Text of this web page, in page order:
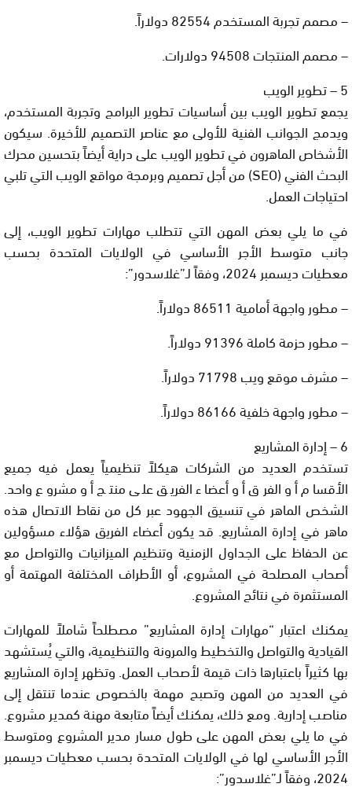
– مصمم تجربة المستخدم 82554 دولاراً.
– مصمم المنتجات 94508 دولارات.
5 – تطوير الويب
يجمع تطوير الويب بين أساسيات تطوير البرامج وتجربة المستخدم،
ويدمج الجوانب الفنية للأولى مع عناصر التصميم للأخيرة. سيكون
الأشخاص الماهرون في تطوير الويب على دراية أيضاً بتحسين محرك
البحث الفني (SEO) من أجل تصميم وبرمجة مواقع الويب التي تلبي
احتياجات العمل.
في ما يلي بعض المهن التي تتطلب مهارات تطوير الويب، إلى
جانب متوسط الأجر الأساسي في الولايات المتحدة بحسب
معطيات ديسمبر 2024، وفقاً لـ”غلاسدور”:
– مطور واجهة أمامية 86511 دولاراً.
– مطور حزمة كاملة 91396 دولاراً.
– مشرف موقع ويب 71798 دولاراً.
– مطور واجهة خلفية 86166 دولاراً.
6 – إدارة المشاريع
تستخدم العديد من الشركات هيكلاً تنظيمياً يعمل فيه جميع
الأقسام أو الفرق أو أعضاء الفريق على منتج أو مشروع واحد.
الشخص الماهر في تنسيق الجهود عبر كل من نقاط الاتصال هذه
ماهر في إدارة المشاريع. قد يكون أعضاء الفريق هؤلاء مسؤولين
عن الحفاظ على الجداول الزمنية وتنظيم الميزانيات والتواصل مع
أصحاب المصلحة في المشروع، أو الأطراف المختلفة المهتمة أو
المستثمرة في نتائج المشروع.
يمكنك اعتبار “مهارات إدارة المشاريع” مصطلحاً شاملاً للمهارات
القيادية والتواصل والتخطيط والمرونة والتنظيمية، والتي يُستشهد
بها كثيراً باعتبارها ذات قيمة لأصحاب العمل. وتظهر إدارة المشاريع
في العديد من المهن وتصبح مهمة بالخصوص عندما تنتقل إلى
مناصب إدارية. ومع ذلك، يمكنك أيضاً متابعة مهنة كمدير مشروع.
في ما يلي بعض المهن على طول مسار مدير المشروع ومتوسط
الأجر الأساسي لها في الولايات المتحدة بحسب معطيات ديسمبر
2024، وفقاً لـ”غلاسدور”: